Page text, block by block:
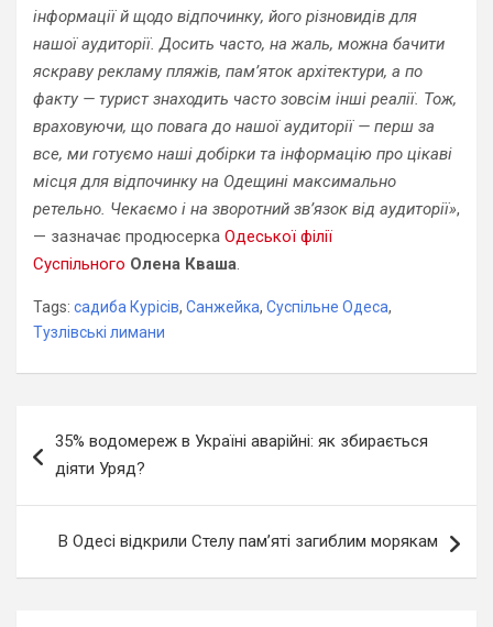
інформації й щодо відпочинку, його різновидів для
нашої аудиторії.Досить часто, на жаль, можна бачити
яскраву рекламу пляжів, пам’яток архітектури, а по
факту — турист знаходить часто зовсім інші реалії. Тож,
враховуючи, що повага до нашої аудиторії — перш за
все, ми готуємо наші добірки та інформацію про цікаві
місця для відпочинку на Одещині максимально
ретельно. Чекаємо і на зворотний зв’язок від аудиторії»,
— зазначає продюсерка Одеської філії
Суспільного Олена Кваша.
Tags: садиба Курісів, Санжейка, Суспільне Одеса,
Тузлівські лимани
записів
35% водомереж в Україні аварійні: як збирається
діяти Уряд?
В Одесі відкрили Стелу пам’яті загиблим морякам